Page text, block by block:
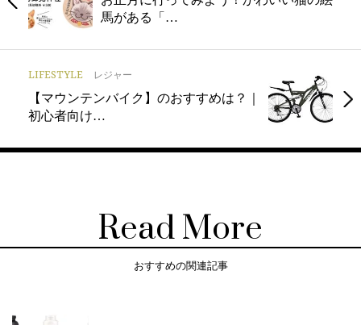
馬がある「…
LIFESTYLE レジャー
【マウンテンバイク】のおすすめは？｜
初心者向け…
Read More
おすすめの関連記事